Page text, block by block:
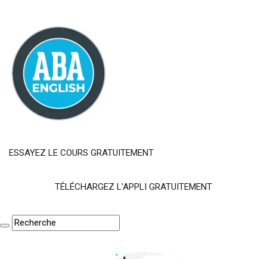
ESSAYEZ LE COURS GRATUITEMENT
TÉLÉCHARGEZ L'APPLI GRATUITEMENT